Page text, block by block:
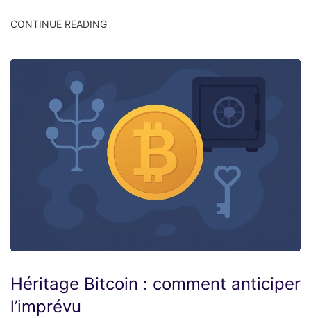
CONTINUE READING
Héritage Bitcoin : comment anticiper
l’imprévu